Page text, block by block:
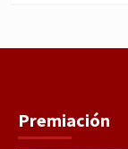
Premiación